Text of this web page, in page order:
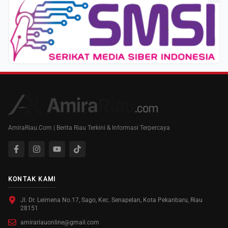
AmiraRiau.Com | Berita Riau Terkini & Informasi Terpercaya
KONTAK KAMI
Jl. Dr. Leimena No.17, Sago, Kec. Senapelan, Kota Pekanbaru, Riau
28151
amirariauonline@gmail.com